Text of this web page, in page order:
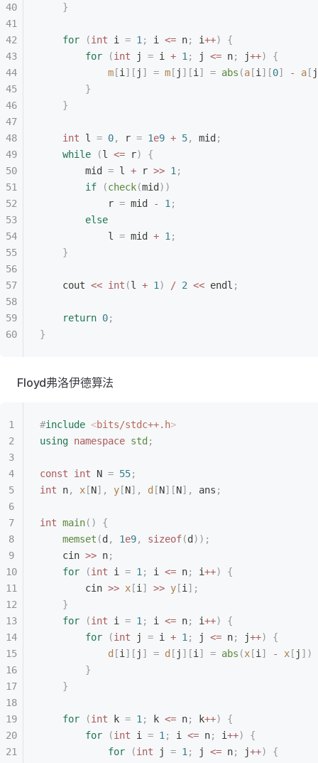
    }
    for
(int i = 1 ; i <= n; i++)
{
        for
(int j = i + 1 ; j <= n; j++)
{
            m
[i ][ j ] = m [ j ][i ] = abs (a [i ][0] - a [ j
        }
    }
    int
l = 0, r = 1e9 + 5, mid ;
    while
(l <= r)
{
        mid
= l + r >> 1 ;
        if
(check(mid ))
            r
= mid - 1 ;
        else
            l
= mid + 1 ;
    }
    cout
<< int (l + 1 ) / 2 << endl ;
    return
0;
}
Floyd弗洛伊德算法
#include <bits/stdc++.h>
using namespace std ;
const int N = 55;
int n, x [N], y [N], d [N][N], ans ;
int main()
{
    memset
(d , 1e9, sizeof(d ));
    cin
>> n;
    for
(int i = 1 ; i <= n; i++)
{
        cin
>> x [i ] >> y [i ];
    }
    for
(int i = 1 ; i <= n; i++)
{
        for
(int j = i + 1 ; j <= n; j++)
{
            d
[i ][ j ] = d [ j ][i ] = abs (x [i ] - x [ j ])
        }
    }
    for
(int k = 1 ; k <= n; k++)
{
        for
(int i = 1 ; i <= n; i++)
{
            for
(int j = 1 ; j <= n; j++)
{